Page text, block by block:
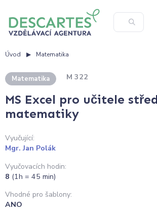
Úvod Matematika
Matematika M 322
MS Excel pro učitele
matematiky
Vyučující:
Mgr. Jan Polák
Vyučovacích hodin:
8 (1h = 45 min)
Vhodné pro šablony:
ANO